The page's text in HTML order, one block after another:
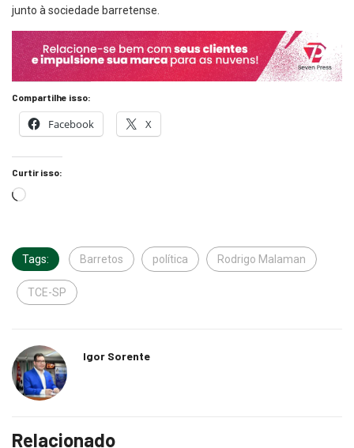
junto à sociedade barretense.
Compartilhe isso:
Facebook X
Curtir isso:
Tags: Barretos política Rodrigo Malaman
TCE-SP
Igor Sorente
Relacionado